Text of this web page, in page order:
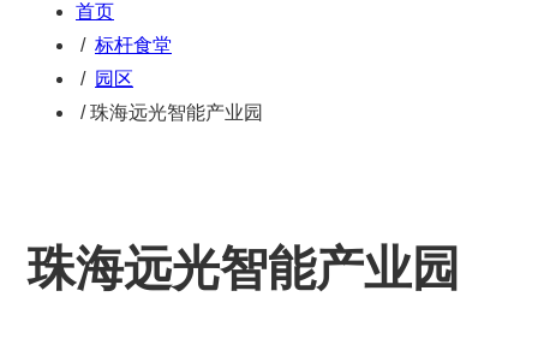
首页
/ 标杆食堂
/ 园区
/珠海远光智能产业园
珠海远光智能产业园